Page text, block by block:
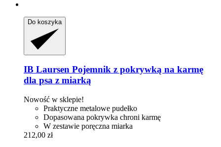
Do koszyka
IB Laursen Pojemnik z pokrywką na karmę
dla psa z miarką
Nowość w sklepie!
Praktyczne metalowe pudełko
Dopasowana pokrywka chroni karmę
W zestawie poręczna miarka
212,00 zł